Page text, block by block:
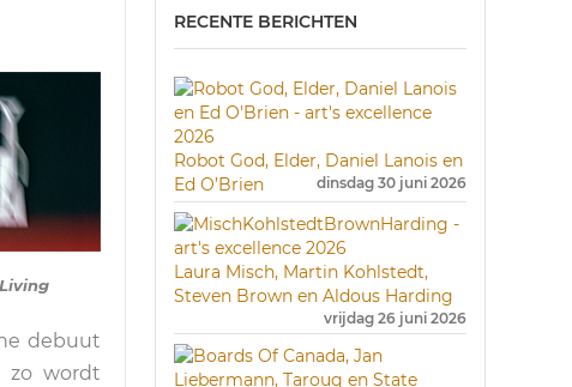
debuut
zo wordt
RECENTE BERICHTEN
Robot God, Elder, Daniel Lanois en
Ed O’Brien
dinsdag 30 juni 2026
Laura Misch, Martin Kohlstedt,
Steven Brown en Aldous Harding
vrijdag 26 juni 2026